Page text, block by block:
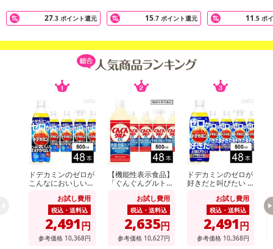
その他共通および商品カテゴリー別注意事項（※必ずご確認くだ
さい）
こちらの情報は2026年07月09日 時点での情報となります。
27.3 ポイント還元 15.7 ポイント還元 11.5 ポ
ドデカミンのゼロが
こんなにおいしいわ
お試し費用
税込・送料込
2,491円
参考価格 10,368円
【機能性表示食品】
「ぐんぐんグルトα
お試し費用
税込・送料込
2,635円
参考価格 10,627円
ドデカミンのゼロが
好きだと叫びたい P
お試し費用
税込・送料込
2,491円
参考価格 10,368円